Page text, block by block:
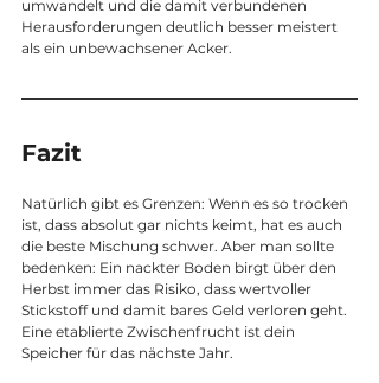
umwandelt und die damit verbundenen
Herausforderungen deutlich besser meistert
als ein unbewachsener Acker.
Fazit
Natürlich gibt es Grenzen: Wenn es so trocken
ist, dass absolut gar nichts keimt, hat es auch
die beste Mischung schwer. Aber man sollte
bedenken: Ein nackter Boden birgt über den
Herbst immer das Risiko, dass wertvoller
Stickstoff und damit bares Geld verloren geht.
Eine etablierte Zwischenfrucht ist dein
Speicher für das nächste Jahr.